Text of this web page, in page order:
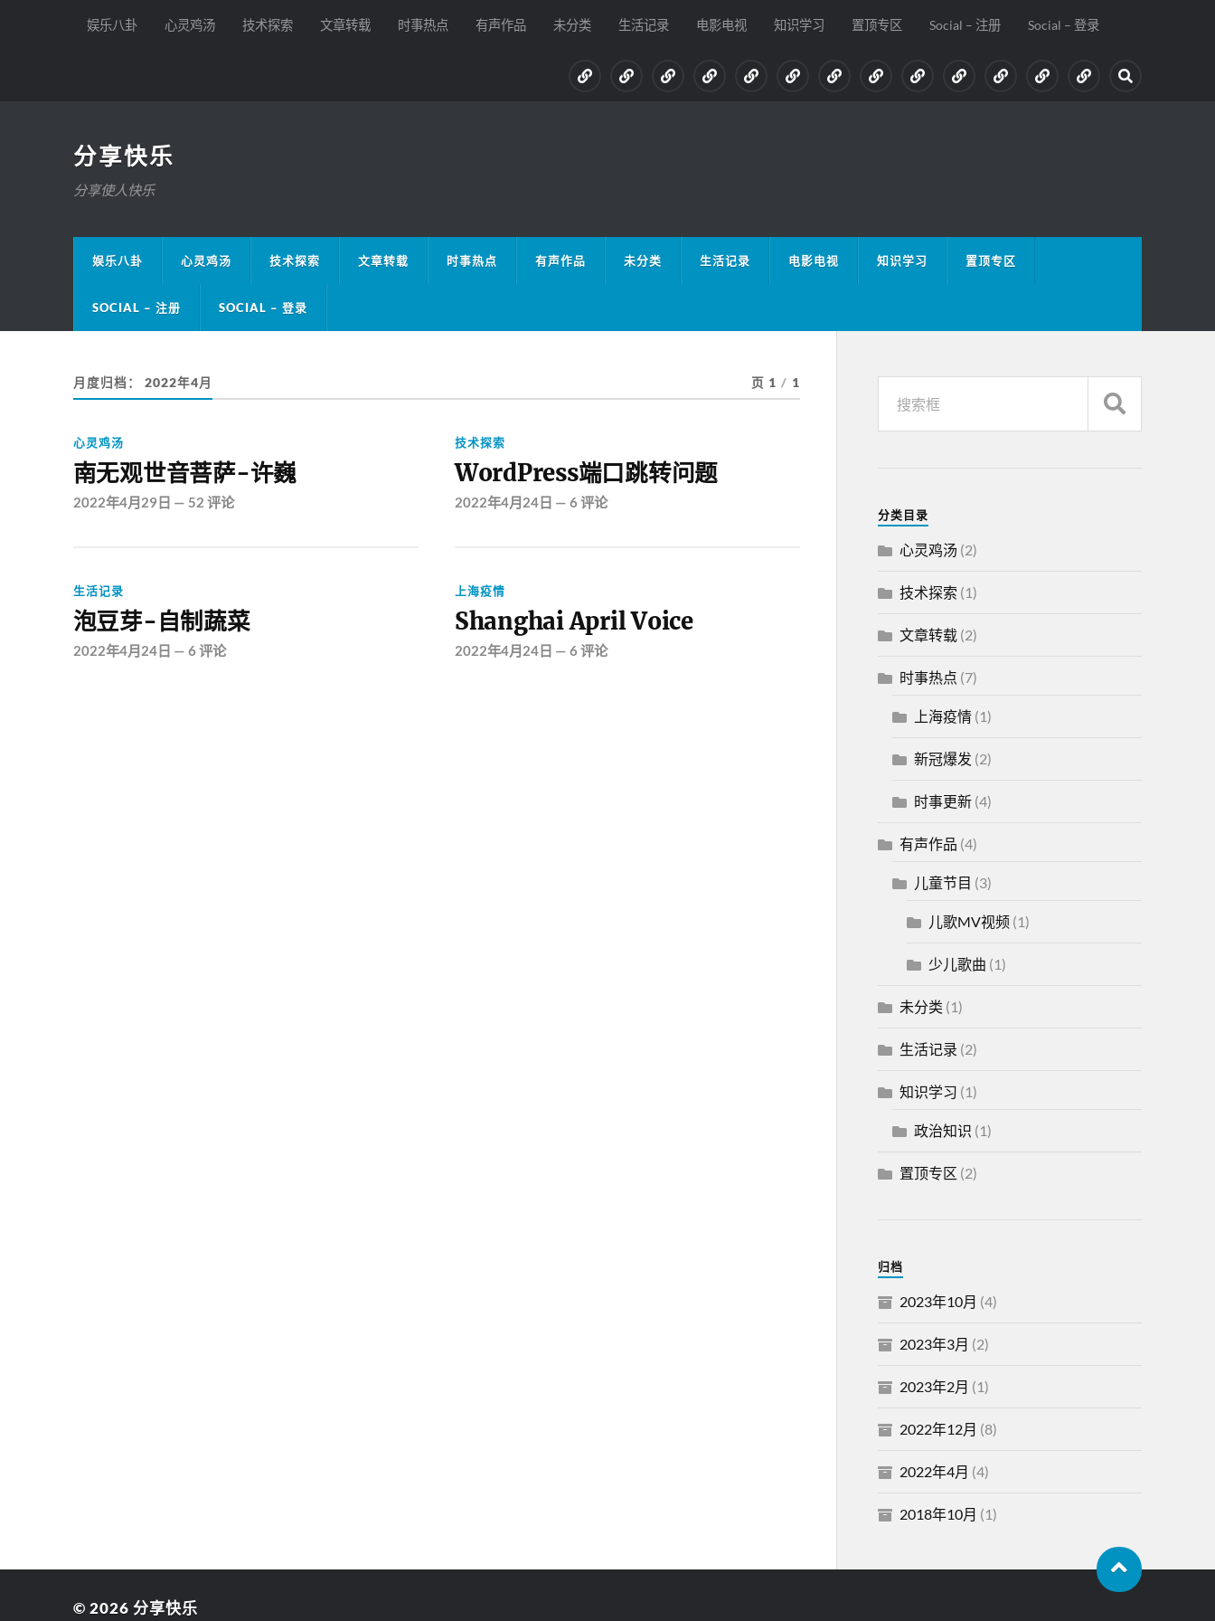
娱乐八卦 心灵鸡汤 技术探索 文章转载 时事热点 有声作品 未分类 生活记录 电影电视 知识学习 置顶专区 Social – 注册 Social – 登录
分享快乐
分享使人快乐
娱乐八卦 心灵鸡汤 技术探索 文章转载 时事热点 有声作品 未分类 生活记录 电影电视 知识学习 置顶专区
SOCIAL – 注册 SOCIAL – 登录
月度归档： 2022年4月 页 1 / 1
心灵鸡汤
南无观世音菩萨-许巍
2022年4月29日 — 52 评论
技术探索
WordPress端口跳转问题
2022年4月24日 — 6 评论
生活记录
泡豆芽-自制蔬菜
2022年4月24日 — 6 评论
上海疫情
Shanghai April Voice
2022年4月24日 — 6 评论
分类目录
心灵鸡汤 (2)
技术探索 (1)
文章转载(2)
时事热点 (7)
上海疫情(1)
新冠爆发 (2)
时事更新(4)
有声作品 (4)
儿童节目 (3)
儿歌MV视频(1)
少儿歌曲 (1)
未分类 (1)
生活记录 (2)
知识学习 (1)
政治知识 (1)
置顶专区 (2)
归档
2023年10月 (4)
2023年3月 (2)
2023年2月 (1)
2022年12月 (8)
2022年4月 (4)
2018年10月 (1)
© 2026 分享快乐